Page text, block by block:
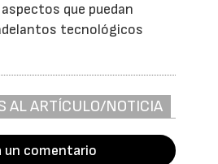
que puedan
tecnológicos
AL ARTÍCULO/NOTICIA
un comentario